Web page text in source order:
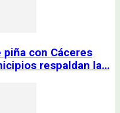
piña con Cáceres
respaldan la…